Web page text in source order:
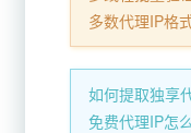
多数代理IP格
如何提取独享
免费代理IP怎